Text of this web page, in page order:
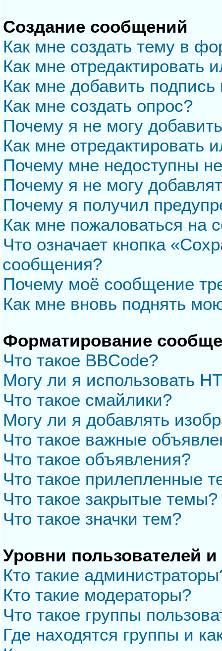
Создание сообщений
Как мне создать тему в
Как мне отредактировать
Как мне добавить
Как мне создать опрос?
Почему я не могу
Как мне отредактировать
Почему мне недоступны
Почему я не могу
Почему я получил
Как мне пожаловаться на
Что означает кнопка
сообщения?
Почему моё сообщение
Как мне вновь поднять
Форматирование
Что такое BBCode?
Могу ли я использовать
Что такое смайлики?
Могу ли я добавлять
Что такое важные
Что такое объявления?
Что такое прилепленные
Что такое закрытые темы?
Что такое значки тем?
Уровни пользователей
Кто такие
Кто такие модераторы?
Что такое группы
Где находятся группы и